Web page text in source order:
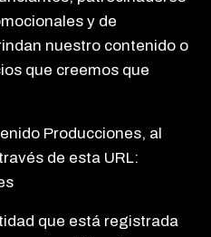
y de
nuestro contenido o
que creemos que
Producciones, al
de esta URL:
que está registrada